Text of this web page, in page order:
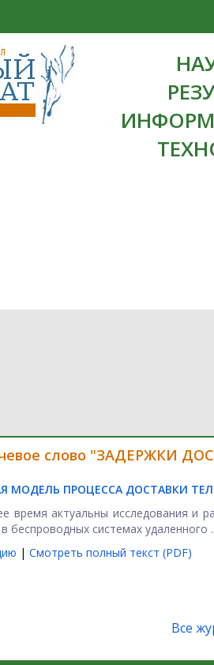
слово "ЗАДЕРЖКИ
МОДЕЛЬ ПРОЦЕССА ДОСТАВКИ
время актуальны исследования и
беспроводных системах удаленного
| Смотреть полный текст (PDF)
Все